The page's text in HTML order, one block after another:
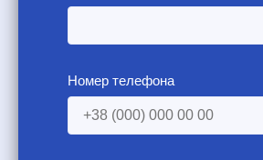
Номер телефона